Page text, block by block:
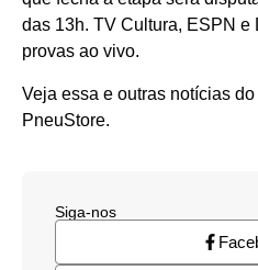
das 13h. TV Cultura, ESPN e
provas ao vivo.
Veja essa e outras notícias
PneuStore.
Siga-nos